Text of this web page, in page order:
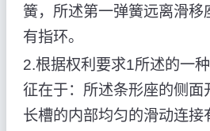
簧，所述第一弹簧远离滑移
有指环。
2.根据权利要求1所述的一
征在于：所述条形座的侧面
长槽的内部均匀的滑动连接